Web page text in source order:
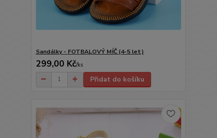
Sandálky - FOTBALOVÝ MÍČ (4-5 let)
299,00 Kč/ks
Přidat do košíku